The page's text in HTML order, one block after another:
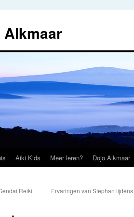
Aiki Kids Meer leren? Dojo Alkmaar
Reiki
Ervaringen van Stephan